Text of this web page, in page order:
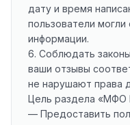
дату и время
пользователи могли
информации.
6. Соблюдать
ваши отзывы
не нарушают права
Цель раздела «МФО
— Предоставить